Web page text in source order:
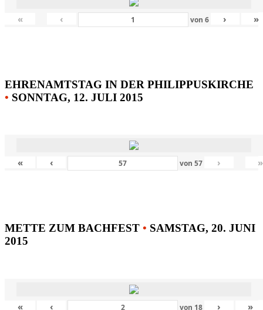
« ‹ von 6 › »
EHRENAMTSTAG IN DER PHILIPPUSKIRCHE
• SONNTAG, 12. JULI 2015
« ‹ von57 › »
METTE ZUM BACHFEST • SAMSTAG, 20. JUNI
2015
« ‹ von 18 › »